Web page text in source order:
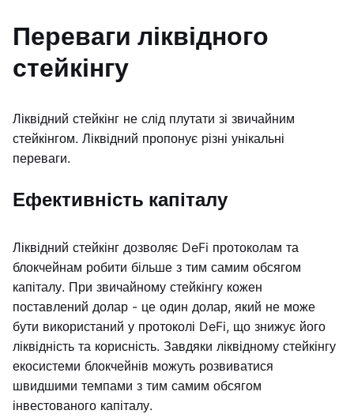
Переваги ліквідного
стейкінгу
Ліквідний стейкінг не слід плутати зі звичайним
стейкінгом. Ліквідний пропонує різні унікальні
переваги.
Ефективність капіталу
Ліквідний стейкінг дозволяє DeFi протоколам та
блокчейнам робити більше з тим самим обсягом
капіталу. При звичайному стейкінгу кожен
поставлений долар - це один долар, який не може
бути використаний у протоколі DeFi, що знижує його
ліквідність та корисність. Завдяки ліквідному стейкінгу
екосистеми блокчейнів можуть розвиватися
швидшими темпами з тим самим обсягом
інвестованого капіталу.